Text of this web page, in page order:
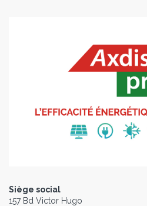
Siège social
157 Bd Victor Hugo